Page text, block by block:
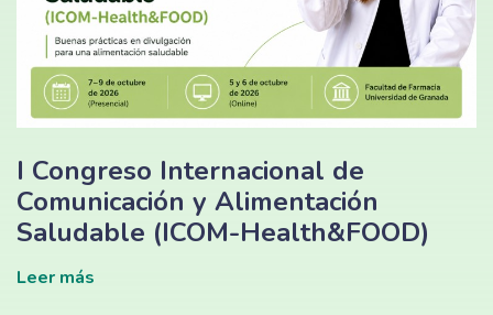
I Congreso Internacional de
Comunicación y Alimentación
Saludable (ICOM-Health&FOOD)
Leer más